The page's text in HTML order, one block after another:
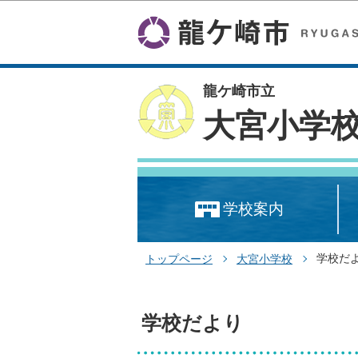
龍ケ崎市立
大宮小学
学校案内
トップページ 大宮小学校 学校だ
学校だより